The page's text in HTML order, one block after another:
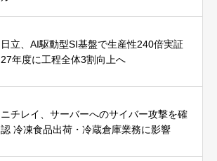
日立、AI駆動型SI基盤で生産性240倍実証
27年度に工程全体3割向上へ
ニチレイ、サーバーへのサイバー攻撃を確
認 冷凍食品出荷・冷蔵倉庫業務に影響